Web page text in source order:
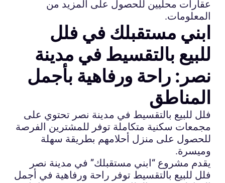
عقارات محليين للحصول على المزيد من
المعلومات.
ابني مستقبلك في فلل
للبيع بالتقسيط في مدينة
نصر: راحة ورفاهية بأجمل
المناطق
فلل للبيع بالتقسيط في مدينة نصر تحتوي على
مجمعات سكنية متكاملة توفر للمشترين الفرصة
للحصول على منزل أحلامهم بطريقة سهلة
وميسرة.
يقدم مشروع “ابني مستقبلك” في مدينة نصر
فلل للبيع بالتقسيط توفر راحة ورفاهية في أجمل